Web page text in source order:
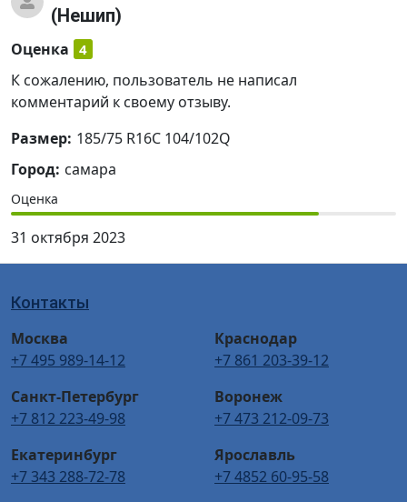
(Нешип)
Оценка 4
К сожалению, пользователь не написал
комментарий к своему отзыву.
Размер: 185/75 R16C 104/102Q
Город: самара
Оценка
31 октября 2023
Контакты
Москва
+7 495 989-14-12
Санкт-Петербург
+7 812 223-49-98
Екатеринбург
+7 343 288-72-78
Краснодар
+7 861 203-39-12
Воронеж
+7 473 212-09-73
Ярославль
+7 4852 60-95-58